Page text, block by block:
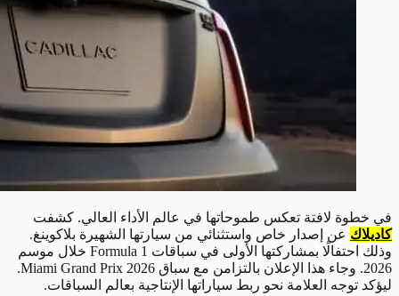
في خطوة لافتة تعكس طموحاتها في عالم الأداء العالي. كشفت
كاديلاك عن إصدار خاص واستثنائي من سيارتها الشهيرة بلاكوينغ.
وذلك احتفالًا بمشاركتها الأولى في سباقات Formula 1 خلال موسم
2026. وجاء هذا الإعلان بالتزامن مع سباق Miami Grand Prix 2026.
ليؤكد توجه العلامة نحو ربط سياراتها الإنتاجية بعالم السباقات.